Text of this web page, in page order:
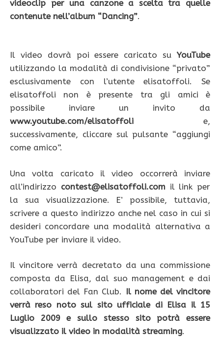
videoclip per una canzone a scelta tra quelle
contenute nell’album “Dancing”.
Il video dovrà poi essere caricato su YouTube
utilizzando la modalità di condivisione “privato”
esclusivamente con l’utente elisatoffoli. Se
elisatoffoli non è presente tra gli amici è
possibile inviare un invito da
www.youtube.com/elisatoffoli e,
successivamente, cliccare sul pulsante “aggiungi
come amico”.
Una volta caricato il video occorrerà inviare
all’indirizzo contest@elisatoffoli.comil link per
la sua visualizzazione. E’ possibile, tuttavia,
scrivere a questo indirizzo anche nel caso in cui si
desideri concordare una modalità alternativa a
YouTube per inviare il video.
Il vincitore verrà decretato da una commissione
composta da Elisa, dal suo management e dai
collaboratori del Fan Club. Il nome del vincitore
verrà reso noto sul sito ufficiale di Elisa il 15
Luglio 2009 e sullo stesso sito potrà essere
visualizzato il video in modalità streaming.